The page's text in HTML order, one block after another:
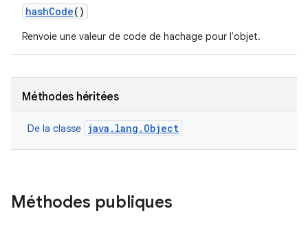
hashCode()
Renvoie une valeur de code de hachage pour l'objet.
Méthodes héritées
De la classe java.lang.Object
Méthodes publiques